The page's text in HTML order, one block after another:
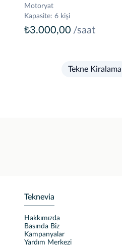
Motoryat
Kapasite: 6 kişi
₺3.000,00 /saat
Tekne Kiralama
Teknevia
Hakkımızda
Basında Biz
Kampanyalar
Yardım Merkezi